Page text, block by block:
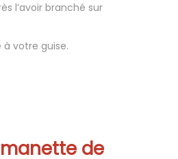
l’avoir branché sur
votre guise.
de